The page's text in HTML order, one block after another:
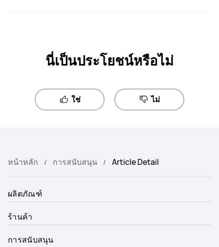
นี่เป็นประโยชน์หรือไม่
ใช่ ไม่
หน้าหลัก การสนับสนุน Article Detail
ผลิตภัณฑ์
ร้านค้า
การสนับสนุน